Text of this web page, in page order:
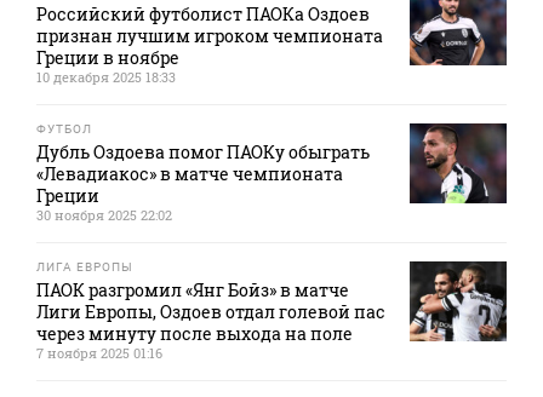
Российский футболист ПАОКа Оздоев
признан лучшим игроком чемпионата
Греции в ноябре
10 декабря 2025 18:33
ФУТБОЛ
Дубль Оздоева помог ПАОКу обыграть
«Левадиакос» в матче чемпионата
Греции
30 ноября 2025 22:02
ЛИГА ЕВРОПЫ
ПАОК разгромил «Янг Бойз» в матче
Лиги Европы, Оздоев отдал голевой пас
через минуту после выхода на поле
7 ноября 2025 01:16